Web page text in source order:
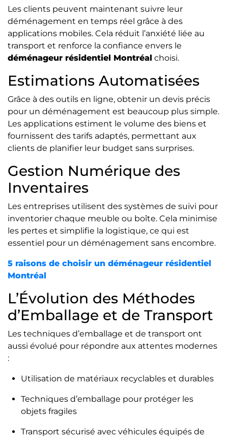
Les clients peuvent maintenant suivre leur
déménagement en temps réel grâce à des
applications mobiles. Cela réduit l’anxiété liée au
transport et renforce la confiance envers le
déménageur résidentiel Montréal choisi.
Estimations Automatisées
Grâce à des outils en ligne, obtenir un devis précis
pour un déménagement est beaucoup plus simple.
Les applications estiment le volume des biens et
fournissent des tarifs adaptés, permettant aux
clients de planifier leur budget sans surprises.
Gestion Numérique des
Inventaires
Les entreprises utilisent des systèmes de suivi pour
inventorier chaque meuble ou boîte. Cela minimise
les pertes et simplifie la logistique, ce qui est
essentiel pour un déménagement sans encombre.
5 raisons de choisir un déménageur résidentiel
Montréal
L’Évolution des Méthodes
d’Emballage et de Transport
Les techniques d’emballage et de transport ont
aussi évolué pour répondre aux attentes modernes
:
Utilisation de matériaux recyclables et durables
Techniques d’emballage pour protéger les
objets fragiles
Transport sécurisé avec véhicules équipés de